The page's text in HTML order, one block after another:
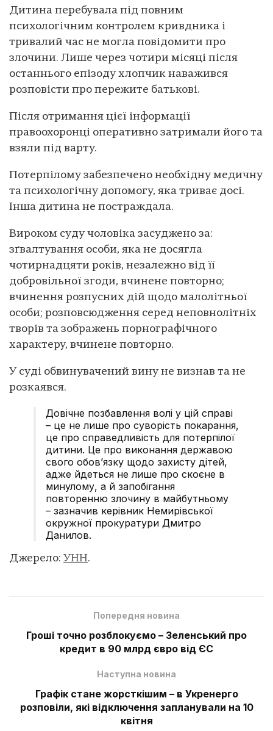
Дитина перебувала під повним
психологічним контролем кривдника і
тривалий час не могла повідомити про
злочини. Лише через чотири місяці після
останнього епізоду хлопчик наважився
розповісти про пережите батькові.
Після отримання цієї інформації
правоохоронці оперативно затримали його та
взяли під варту.
Потерпілому забезпечено необхідну медичну
та психологічну допомогу, яка триває досі.
Інша дитина не постраждала.
Вироком суду чоловіка засуджено за:
зґвалтування особи, яка не досягла
чотирнадцяти років, незалежно від її
добровільної згоди, вчинене повторно;
вчинення розпусних дій щодо малолітньої
особи; розповсюдження серед неповнолітніх
творів та зображень порнографічного
характеру, вчинене повторно.
У суді обвинувачений вину не визнав та не
розкаявся.
Довічне позбавлення волі у цій справі
– це не лише про суворість покарання,
це про справедливість для потерпілої
дитини. Це про виконання державою
свого обов’язку щодо захисту дітей,
адже йдеться не лише про скоєне в
минулому, а й запобігання
повторенню злочину в майбутньому
– зазначив керівник Немирівської
окружної прокуратури Дмитро
Данилов.
Джерело: УНН.
Попередня новина
Гроші точно розблокуємо – Зеленський про
кредит в 90 млрд євро від ЄС
Наступна новина
Графік стане жорсткішим – в Укренерго
розповіли, які відключення запланували на 10
квітня